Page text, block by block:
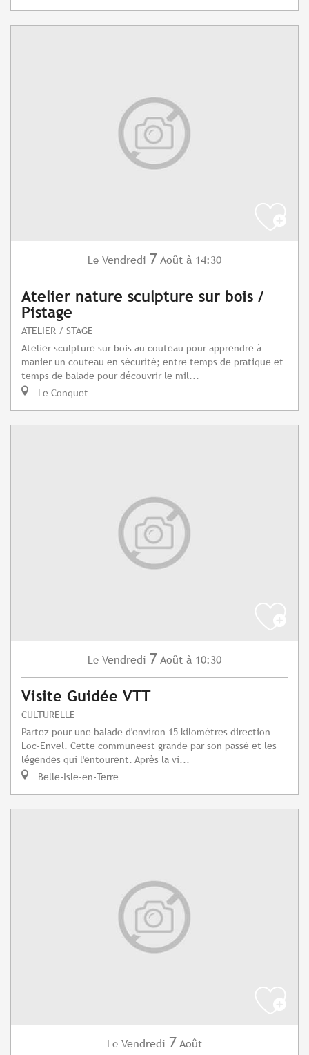
Le Vendredi 7 Août à 14:30
Atelier nature sculpture sur bois /
Pistage
ATELIER / STAGE
Atelier sculpture sur bois au couteau pour apprendre à
manier un couteau en sécurité; entre temps de pratique et
temps de balade pour découvrir le mil...
Le Conquet
Le Vendredi 7 Août à 10:30
Visite Guidée VTT
CULTURELLE
Partez pour une balade d'environ 15 kilomètres direction
Loc-Envel. Cette communeest grande par son passé et les
légendes qui l'entourent. Après la vi...
Belle-Isle-en-Terre
Le Vendredi 7 Août